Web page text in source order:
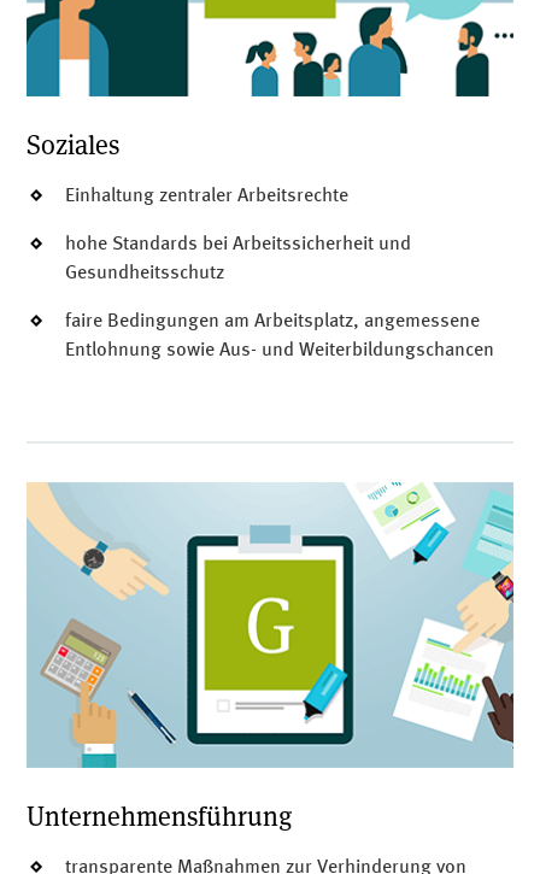
Soziales
Einhaltung zentraler Arbeitsrechte
hohe Standards bei Arbeitssicherheit und
Gesundheitsschutz
faire Bedingungen am Arbeitsplatz, angemessene
Entlohnung sowie Aus- und Weiterbildungschancen
Unternehmensführung
transparente Maßnahmen zur Verhinderung von